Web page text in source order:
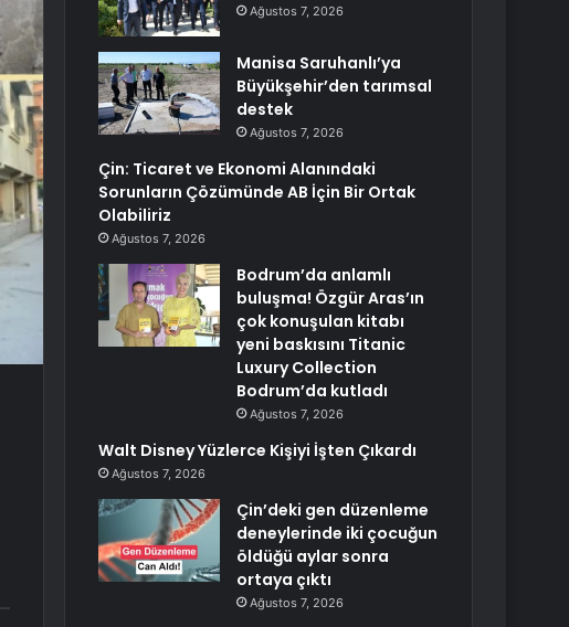
Ağustos 7, 2026
Manisa Saruhanlı’ya
Büyükşehir’den tarımsal
destek
Ağustos 7, 2026
Çin: Ticaret ve Ekonomi Alanındaki
Sorunların Çözümünde AB İçin Bir Ortak
Olabiliriz
Ağustos 7, 2026
Bodrum’da anlamlı
buluşma! Özgür Aras’ın
çok konuşulan kitabı
yeni baskısını Titanic
Luxury Collection
Bodrum’da kutladı
Ağustos 7, 2026
Walt Disney Yüzlerce Kişiyi İşten Çıkardı
Ağustos 7, 2026
Çin’deki gen düzenleme
deneylerinde iki çocuğun
öldüğü aylar sonra
ortaya çıktı
Ağustos 7, 2026